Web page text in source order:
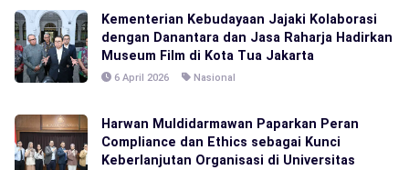
Kementerian Kebudayaan Jajaki Kolaborasi
dengan Danantara dan Jasa Raharja Hadirkan
Museum Film di Kota Tua Jakarta
6 April 2026 Nasional
Harwan Muldidarmawan Paparkan Peran
Compliance dan Ethics sebagai Kunci
Keberlanjutan Organisasi di Universitas